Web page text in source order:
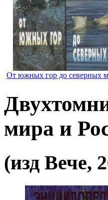
От южных гор до северных
мира и
(изд Вече,